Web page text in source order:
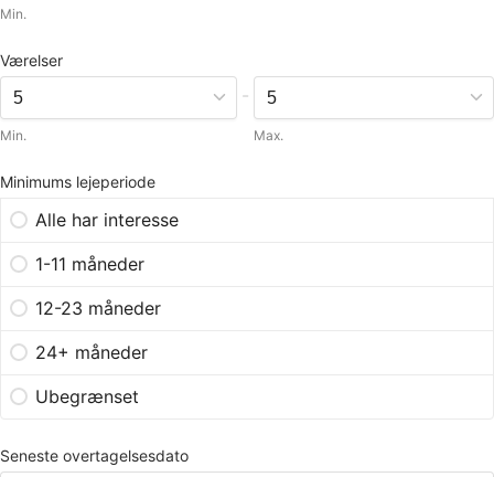
Min.
Værelser
Min.
-
Max.
Minimums lejeperiode
Alle har interesse
1-11 måneder
12-23 måneder
24+ måneder
Ubegrænset
Seneste overtagelsesdato